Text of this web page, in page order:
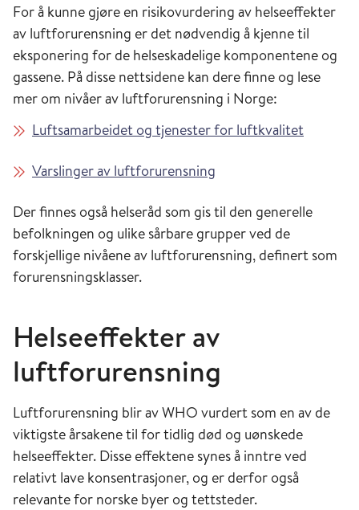
For å kunne gjøre en risikovurdering av helseeffekter
av luftforurensning er det nødvendig å kjenne til
eksponering for de helseskadelige komponentene og
gassene. På disse nettsidene kan dere finne og lese
mer om nivåer av luftforurensning i Norge:
Luftsamarbeidet og tjenester for luftkvalitet
Varslinger av luftforurensning
Der finnes også helseråd som gis til den generelle
befolkningen og ulike sårbare grupper ved de
forskjellige nivåene av luftforurensning, definert som
forurensningsklasser.
Helseeffekter av
luftforurensning
Luftforurensning blir av WHO vurdert som en av de
viktigste årsakene til for tidlig død og uønskede
helseeffekter. Disse effektene synes å inntre ved
relativt lave konsentrasjoner, og er derfor også
relevante for norske byer og tettsteder.